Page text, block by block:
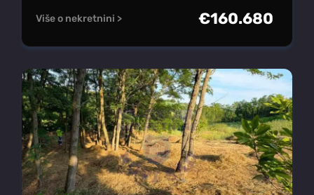
Više o nekretnini > €160.680